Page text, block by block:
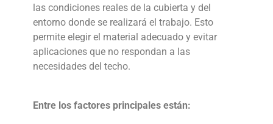
las condiciones reales de la cubierta y del
entorno donde se realizará el trabajo. Esto
permite elegir el material adecuado y evitar
aplicaciones que no respondan a las
necesidades del techo.
Entre los factores principales están: